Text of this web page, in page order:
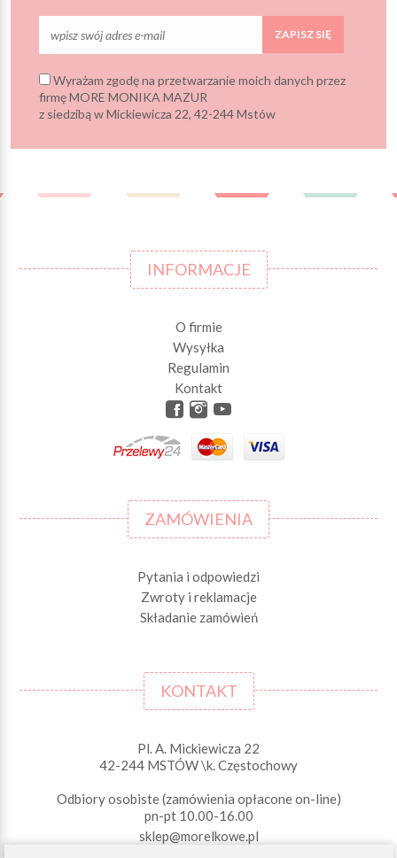
ZAPISZ SIĘ
Wyrażam zgodę na przetwarzanie moich danych przez
firmę MORE MONIKA MAZUR
z siedzibą w Mickiewicza 22, 42-244 Mstów
INFORMACJE
O firmie
Wysyłka
Regulamin
Kontakt
ZAMÓWIENIA
Pytania i odpowiedzi
Zwroty i reklamacje
Składanie zamówień
KONTAKT
Pl. A. Mickiewicza 22
42-244 MSTÓW \k. Częstochowy
Odbiory osobiste (zamówienia opłacone on-line)
pn-pt 10.00-16.00
sklep@morelkowe.pl